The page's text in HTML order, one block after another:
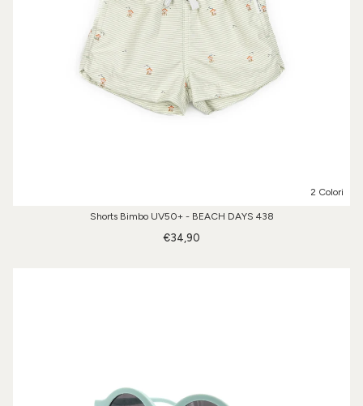
2 Colori
Shorts Bimbo UV50+ - BEACH DAYS 438
€34,90